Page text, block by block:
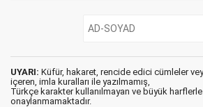
UYARI: Küfür, hakaret, rencide edici cümleler
içeren, imla kuralları ile yazılmamış,
Türkçe karakter kullanılmayan ve büyük harflerle
onaylanmamaktadır.